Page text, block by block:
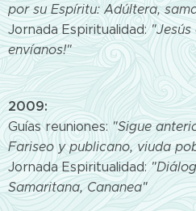
por su Espíritu: Adúltera,
Jornada Espiritualidad:"Jesús
envíanos!"
2009:
Guías reuniones: "Sigue
Fariseo y publicano, viuda
Jornada Espiritualidad:
Samaritana, Cananea"